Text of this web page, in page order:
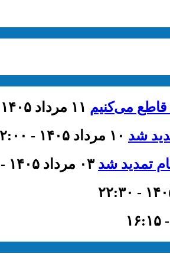
می‌کنیم ۱۱ مرداد ۱۴۰۵ - ۱۳:۴۶
۱۰ مرداد ۱۴۰۵ - ۱۲:۰۰
۰۳ مرداد ۱۴۰۵ - ۱۱:۳۵